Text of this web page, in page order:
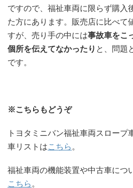
ですので、福祉車両に限らず購入
た方にあります。販売店に比べて
すが、売り手の中には事故車をこ
個所を伝えてなかったり と、問題
です。
※こちらもどうぞ
トヨタミニバン福祉車両スロープ
車リストはこちら 。
福祉車両の機能装置や中古車につ
こちら 。